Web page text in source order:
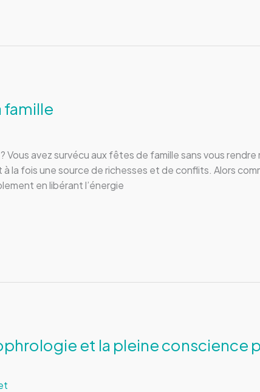
famille
Vous avez survécu aux fêtes de famille sans vous
la fois une source de richesses et de conflits. Alors
en libérant l’énergie
et la pleine conscience